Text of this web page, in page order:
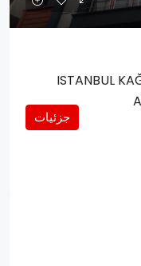
ISTANBUL
جزئیات